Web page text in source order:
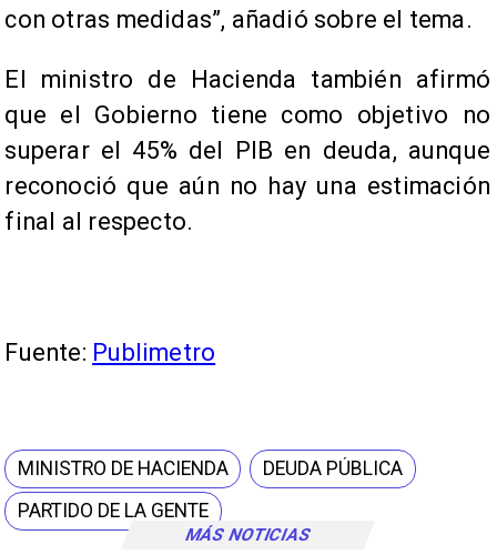
MÁS NOTICIAS
con otras medidas”, añadió sobre el tema.
El ministro de Hacienda también afirmó
que el Gobierno tiene como objetivo no
superar el 45% del PIB en deuda, aunque
reconoció que aún no hay una estimación
final al respecto.
Fuente: Publimetro
MINISTRO DE HACIENDA
DEUDA PÚBLICA
PARTIDO DE LA GENTE